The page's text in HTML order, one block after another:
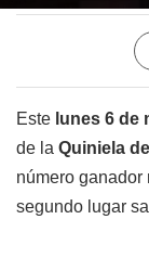
Este lunes 6 de
de la Quiniela
número ganador
segundo lugar